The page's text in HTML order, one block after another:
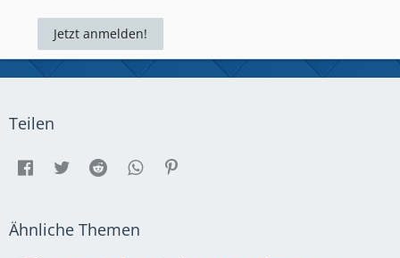
Jetzt anmelden!
Teilen
Ähnliche Themen